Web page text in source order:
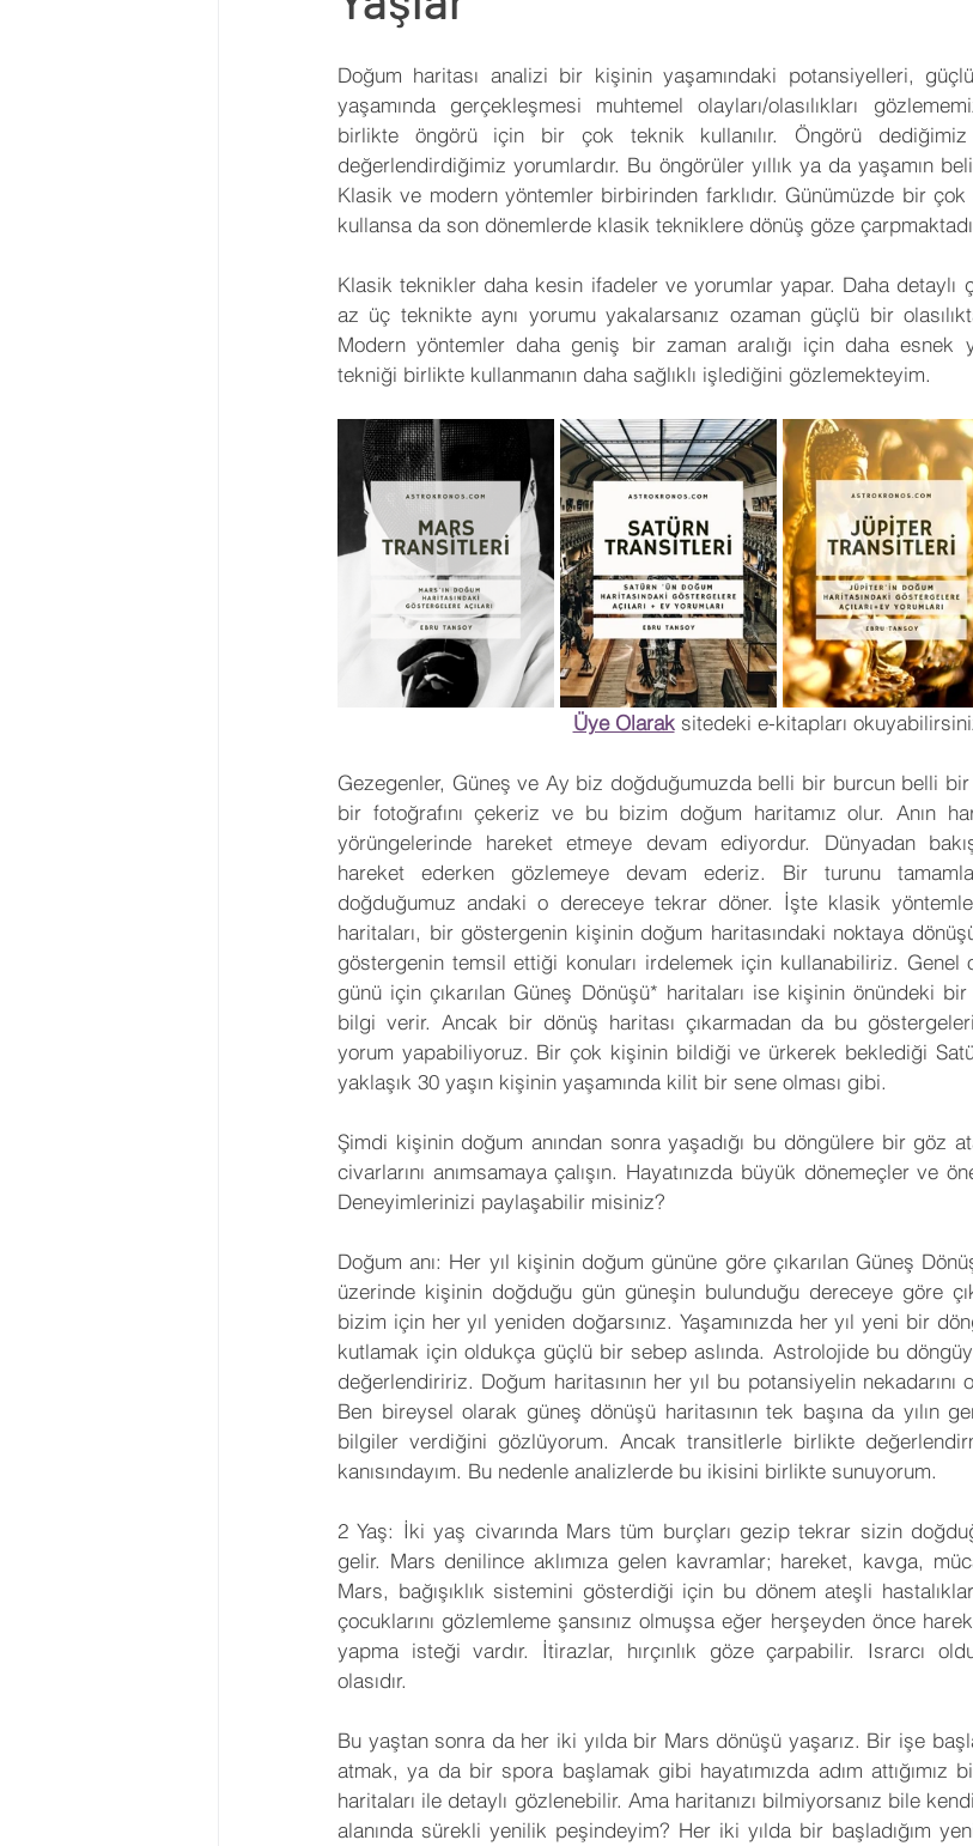
Astroloji Eğitimi
Transitler Tutulmalar Öngörü Açı Kalıbı Medikal Astroloji
Asteroid Ay Düğümleri İleri Seviye Astroloji Temel Seviye Astroloji
Geleneksel Astroloji
Doğum haritası analizi bir kişinin yaşamındaki potansiyelleri,
yaşamında gerçekleşmesi muhtemel olayları/olasılıkları
birlikte öngörü için bir çok teknik kullanılır. Öngörü dediğimiz
değerlendirdiğimiz yorumlardır. Bu öngörüler yıllık ya da yaşamın
Klasik ve modern yöntemler birbirinden farklıdır. Günümüzde bir
kullansa da son dönemlerde klasik tekniklere dönüş göze
Klasik teknikler daha kesin ifadeler ve yorumlar yapar. Daha detaylı
az üç teknikte aynı yorumu yakalarsanız ozaman güçlü bir
Modern yöntemler daha geniş bir zaman aralığı için daha esnek
tekniği birlikte kullanmanın daha sağlıklı işlediğini gözlemekteyim.
Üye Olarak sitedeki e-kitapları
Gezegenler, Güneş ve Ay biz doğduğumuzda belli bir burcun belli
bir fotoğrafını çekeriz ve bu bizim doğum haritamız olur. Anın
yörüngelerinde hareket etmeye devam ediyordur. Dünyadan
hareket ederken gözlemeye devam ederiz. Bir turunu
doğduğumuz andaki o dereceye tekrar döner. İşte klasik
haritaları, bir göstergenin kişinin doğum haritasındaki noktaya
göstergenin temsil ettiği konuları irdelemek için kullanabiliriz. Genel
günü için çıkarılan Güneş Dönüşü* haritaları ise kişinin önündeki bir
bilgi verir. Ancak bir dönüş haritası çıkarmadan da bu
yorum yapabiliyoruz. Bir çok kişinin bildiği ve ürkerek beklediği
yaklaşık 30 yaşın kişinin yaşamında kilit bir sene olması gibi.
Şimdi kişinin doğum anından sonra yaşadığı bu döngülere bir göz
civarlarını anımsamaya çalışın. Hayatınızda büyük dönemeçler ve
Deneyimlerinizi paylaşabilir misiniz?
Doğum anı: Her yıl kişinin doğum gününe göre çıkarılan Güneş
üzerinde kişinin doğduğu gün güneşin bulunduğu dereceye göre
bizim için her yıl yeniden doğarsınız. Yaşamınızda her yıl yeni bir
kutlamak için oldukça güçlü bir sebep aslında. Astrolojide bu
değerlendiririz. Doğum haritasının her yıl bu potansiyelin nekadarını
Ben bireysel olarak güneş dönüşü haritasının tek başına da yılın
bilgiler verdiğini gözlüyorum. Ancak transitlerle birlikte
kanısındayım. Bu nedenle analizlerde bu ikisini birlikte sunuyorum.
2 Yaş: İki yaş civarında Mars tüm burçları gezip tekrar sizin
gelir. Mars denilince aklımıza gelen kavramlar; hareket, kavga,
Mars, bağışıklık sistemini gösterdiği için bu dönem ateşli
çocuklarını gözlemleme şansınız olmuşsa eğer herşeyden önce
yapma isteği vardır. İtirazlar, hırçınlık göze çarpabilir. Israrcı
olasıdır.
Bu yaştan sonra da her iki yılda bir Mars dönüşü yaşarız. Bir işe
atmak, ya da bir spora başlamak gibi hayatımızda adım attığımız
haritaları ile detaylı gözlenebilir. Ama haritanızı bilmiyorsanız bile
alanında sürekli yenilik peşindeyim? Her iki yılda bir başladığım